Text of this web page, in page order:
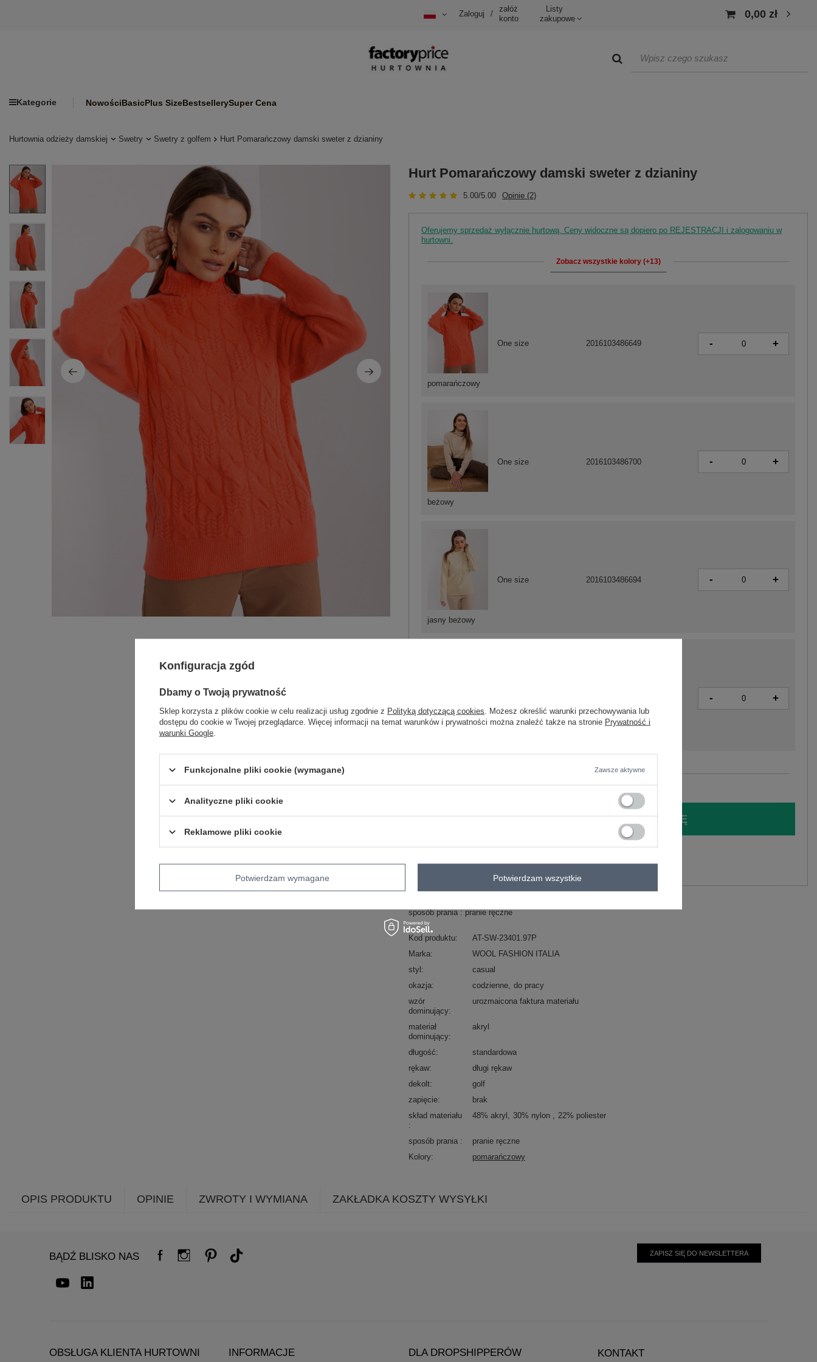
Zaloguj /
załóż
konto
Listy
zakupowe
0,00 zł
Kategorie NowościBasicPlus SizeBestsellerySuper Cena
Hurtownia odzieży damskiej Swetry Swetry z golfem Hurt Pomarańczowy damski sweter z dzianiny
Hurt Pomarańczowy damski sweter z dzianiny
5.00/5.00 Opinie (2)
Oferujemy sprzedaż wyłącznie hurtową. Ceny widoczne są dopiero po REJESTRACJI i zalogowaniu w
hurtowni.
Zobacz wszystkie kolory (+13)
beżowy
One size 2016103486700 - +
jasny beżowy
One size 2016103486694 - +
- +
pomarańczowy
One size 2016103486649 - +
Zobacz wszystkie kolory (+13)
ZALOGUJ SIĘ I ZOBACZ CENĘ
sposób prania : pranie ręczne
Kod produktu
AT-SW-23401.97P
Marka
WOOL FASHION ITALIA
styl
casual
okazja
codzienne do pracy
wzór
dominujący
urozmaicona faktura materiału
materiał
dominujący
akryl
długość
standardowa
rękaw
długi rękaw
dekolt
golf
zapięcie
brak
skład materiału
48% akryl 30% nylon 22% poliester
sposób prania
pranie ręczne
Kolory
pomarańczowy
OPIS PRODUKTU OPINIE ZWROTY I WYMIANA ZAKŁADKA KOSZTY WYSYŁKI
BĄDŹ BLISKO NAS ZAPISZ SIĘ DO NEWSLETTERA
OBSŁUGA KLIENTA HURTOWNI
INFORMACJE DLA DROPSHIPPERÓW KONTAKT
Konfiguracja zgód
Dbamy o Twoją prywatność
Sklep korzysta z plików cookie w celu realizacji usług zgodnie z Polityką dotyczącą cookies . Możesz określić warunki przechowywania lub
dostępu do cookie w Twojej przeglądarce. Więcej informacji na temat warunków i prywatności można znaleźć także na stronie Prywatność i
warunki Google
Funkcjonalne pliki cookie (wymagane) Zawsze aktywne
Analityczne pliki cookie
Reklamowe pliki cookie
Potwierdzam wymagane Potwierdzam wszystkie